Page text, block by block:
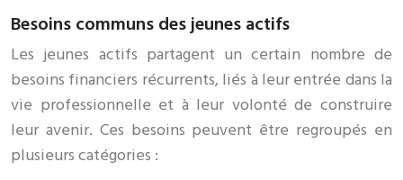
Besoins communs des jeunes actifs
Les jeunes actifs partagent un certain nombre de
besoins financiers récurrents, liés à leur entrée dans la
vie professionnelle et à leur volonté de construire
leur avenir. Ces besoins peuvent être regroupés en
plusieurs catégories :